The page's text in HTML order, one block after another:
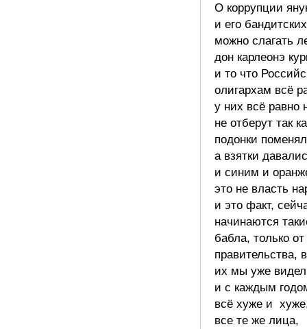
О коррупции
и его
можно слагать
дон карлеонэ
и то что
олигархам всё
у них всё равно
не отберут так
подонки
а взятки
и синим и
это не власть
и это факт,
начинаются
бабла, только от
правительства,
их мы уже
и с каждым
всё хуже и
все те же лица,